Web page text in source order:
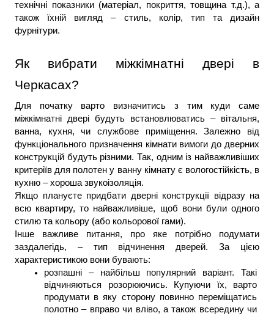
технічні показники (матеріал, покриття, товщина т.д.), а
також їхній вигляд – стиль, колір, тип та дизайн
фурнітури.
Як вибрати міжкімнатні двері в
Черкасах?
Для початку варто визначитись з тим куди саме
міжкімнатні двері будуть встановлюватись – вітальня,
ванна, кухня, чи службове приміщення. Залежно від
функціонального призначення кімнати вимоги до дверних
конструкцій будуть різними. Так, одним із найважливіших
критеріїв для полотен у ванну кімнату є вологостійкість, в
кухню – хороша звукоізоляція.
Якщо плануєте придбати дверні конструкції відразу на
всю квартиру, то найважливіше, щоб вони були одного
стилю та кольору (або кольорової гами).
Інше важливе питання, про яке потрібно подумати
заздалегідь, – тип відчинення дверей. За цією
характеристикою вони бувають:
розпашні – найбільш популярний варіант. Такі
відчиняються розорюючись. Купуючи їх, варто
продумати в яку сторону повинно переміщатись
полотно – вправо чи вліво, а також всередину чи